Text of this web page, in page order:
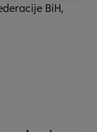
BiH,